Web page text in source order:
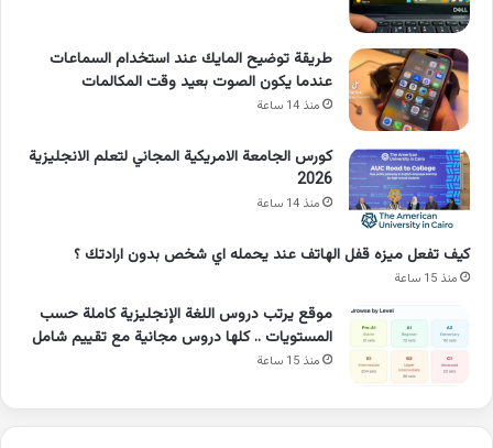
طريقة توضيح المايك عند استخدام السماعات
عندما يكون الصوت بعيد وقت المكالمات
منذ 14 ساعة
كورس الجامعة الامريكية المجاني لتعلم الانجليزية
2026
منذ 14 ساعة
كيف تفعل ميزه قفل الهاتف عند يحمله اي شخص بدون ارادتك ؟
منذ 15 ساعة
موقع يرتب دروس اللغة الإنجليزية كاملة حسب
المستويات .. كلها دروس مجانية مع تقييم شامل
منذ 15 ساعة